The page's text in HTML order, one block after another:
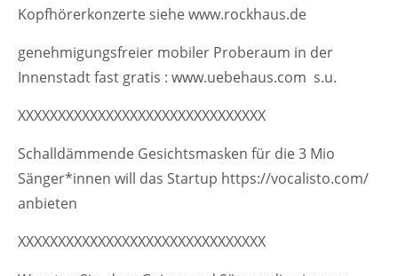
Have any questions?
+44 1234 567 890
Drop us a line
info@yourdomain.com
About us
adipiscing elit.
Kopfhörerkonzerte siehe www.rockhaus.de
genehmigungsfreier mobiler Proberaum in der
Innenstadt fast gratis : www.uebehaus.com s.u.
XXXXXXXXXXXXXXXXXXXXXXXXXXXXXXX
Schalldämmende Gesichtsmasken für die 3 Mio
Sänger*innen will das Startup https://vocalisto.com/
anbieten
XXXXXXXXXXXXXXXXXXXXXXXXXXXXXXX